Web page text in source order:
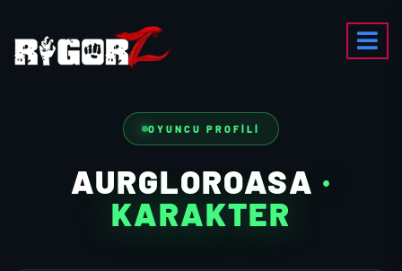
OYUNCU PROFILI
AURGLOROASA ·
KARAKTER